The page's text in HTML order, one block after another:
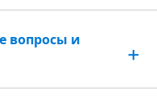
вопросы и